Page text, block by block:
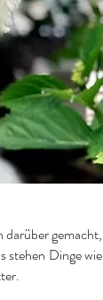
darüber gemacht,
stehen Dinge wie